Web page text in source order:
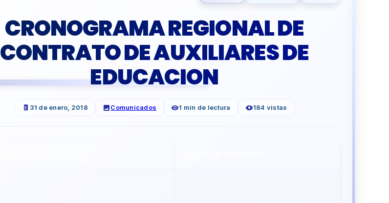
TUTORIA Y CONVIVENCIAESCOLAR
EDUCACIÓN TÉCNICOPRODUCTIVA
TALLERDOCENTES
CRONOGRAMA REGIONAL DE
CONTRATO DE AUXILIARES DE
EDUCACION
31 de enero, 2018 Comunicados 1 min de lectura 184 vistas